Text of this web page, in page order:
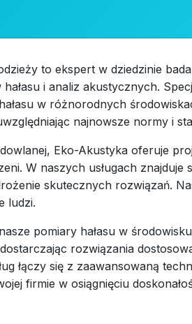
to ekspert w dziedzinie
hałasu i analiz akustycznych.
w różnorodnych
najnowsze normy i
Eko-Akustyka oferuje
W naszych usługach
skutecznych rozwiązań.
ludzi.
pomiary hałasu w
rozwiązania
łączy się z zaawansowaną
firmie w osiągnięciu